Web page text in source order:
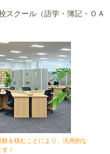
スクール（語学・簿記・ＯＡ
を積むことにより、汎用的な
！